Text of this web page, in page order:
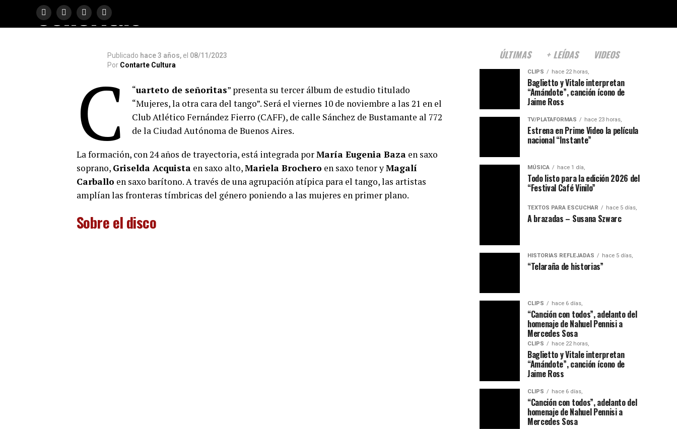
Señoritas
Publicado hace 3 años, el 08/11/2023
Por Contarte Cultura
“
C uarteto de señoritas” presenta su tercer álbum de estudio titulado
“Mujeres, la otra cara del tango”. Será el viernes 10 de noviembre a las 21 en el
Club Atlético Fernández Fierro (CAFF), de calle Sánchez de Bustamante al 772
de la Ciudad Autónoma de Buenos Aires.
La formación, con 24 años de trayectoria, está integrada porMaría Eugenia Baza en saxo
soprano, Griselda Acquista en saxo alto,Mariela Brochero en saxo tenor yMagalí
Carballo en saxo barítono. A través de una agrupación atípica para el tango, las artistas
amplían las fronteras tímbricas del género poniendo a las mujeres en primer plano.
Sobre el disco
ÚLTIMAS + LEÍDAS VIDEOS
CLIPS hace 22 horas,
Baglietto y Vitale interpretan
“Amándote”, canción ícono de
Jaime Ross
TV/PLATAFORMAS hace 23 horas,
Estrena en Prime Video la película
nacional “Instante”
MÚSICA hace 1 día,
Todo listo para la edición 2026 del
“Festival Café Vinilo”
TEXTOS PARA ESCUCHAR hace 5 días,
A brazadas – Susana Szwarc
HISTORIAS REFLEJADAS hace 5 días,
“Telaraña de historias”
CLIPS hace 6 días,
“Canción con todos”, adelanto del
homenaje de Nahuel Pennisi a
Mercedes Sosa
CLIPS hace 22 horas,
Baglietto y Vitale interpretan
“Amándote”, canción ícono de
Jaime Ross
CLIPS hace 6 días,
“Canción con todos”, adelanto del
homenaje de Nahuel Pennisi a
Mercedes Sosa